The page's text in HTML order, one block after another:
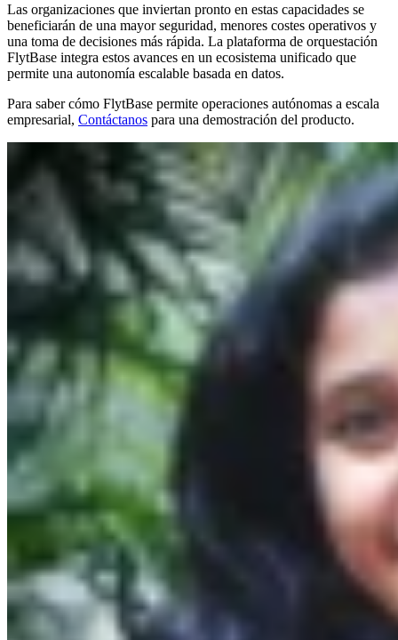
Las organizaciones que inviertan pronto en estas capacidades se
beneficiarán de una mayor seguridad, menores costes operativos y
una toma de decisiones más rápida. La plataforma de orquestación
FlytBase integra estos avances en un ecosistema unificado que
permite una autonomía escalable basada en datos.
Para saber cómo FlytBase permite operaciones autónomas a escala
empresarial, Contáctanos para una demostración del producto.